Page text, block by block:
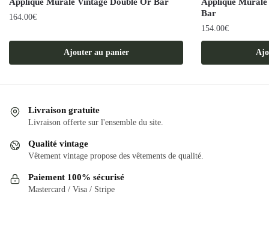
Applique Murale Vintage Double Or Bar
164.00€
Ajouter au panier
Applique
Bar
154.00€
Livraison gratuite
Livraison offerte sur l'ensemble du site.
Qualité vintage
Vêtement vintage propose des vêtements de qualité.
Paiement 100% sécurisé
Mastercard / Visa / Stripe